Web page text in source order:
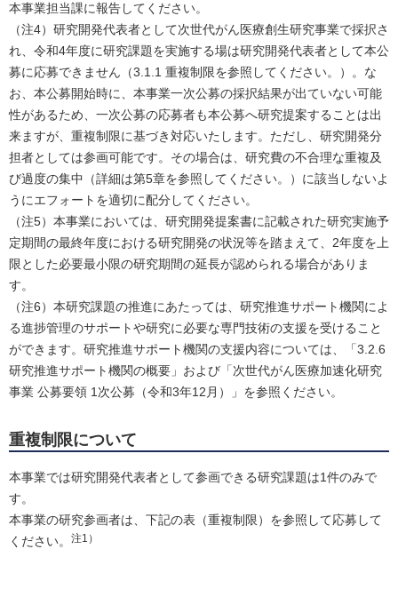
本事業担当課に報告してください。
（注4）研究開発代表者として次世代がん医療創生研究事業で採択さ
れ、令和4年度に研究課題を実施する場は研究開発代表者として本公
募に応募できません（3.1.1 重複制限を参照してください。）。な
お、本公募開始時に、本事業一次公募の採択結果が出ていない可能
性があるため、一次公募の応募者も本公募へ研究提案することは出
来ますが、重複制限に基づき対応いたします。ただし、研究開発分
担者としては参画可能です。その場合は、研究費の不合理な重複及
び過度の集中（詳細は第5章を参照してください。）に該当しないよ
うにエフォートを適切に配分してください。
（注5）本事業においては、研究開発提案書に記載された研究実施予
定期間の最終年度における研究開発の状況等を踏まえて、2年度を上
限とした必要最小限の研究期間の延長が認められる場合がありま
す。
（注6）本研究課題の推進にあたっては、研究推進サポート機関によ
る進捗管理のサポートや研究に必要な専門技術の支援を受けること
ができます。研究推進サポート機関の支援内容については、「3.2.6
研究推進サポート機関の概要」および「次世代がん医療加速化研究
事業 公募要領 1次公募（令和3年12月）」を参照ください。
重複制限について
本事業では研究開発代表者として参画できる研究課題は1件のみで
す。
本事業の研究参画者は、下記の表（重複制限）を参照して応募して
ください。 注1）